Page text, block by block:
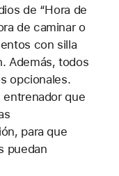
de “Hora de
de caminar o
con silla
Además, todos
opcionales.
que
para que
puedan